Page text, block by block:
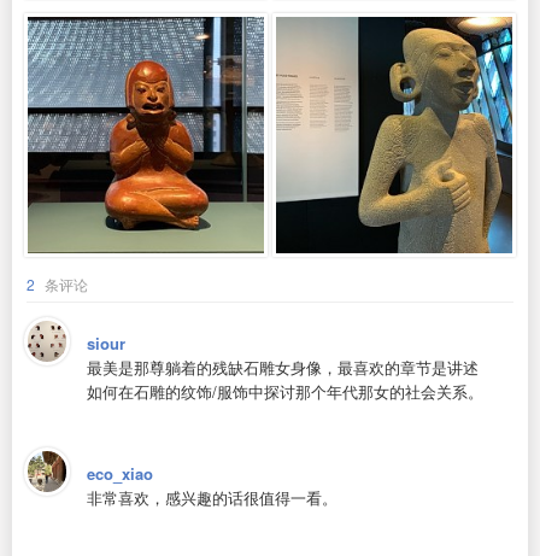
2 条评论
siour
最美是那尊躺着的残缺石雕女身像，最喜欢的章节是讲述
如何在石雕的纹饰/服饰中探讨那个年代那女的社会关系。
eco_xiao
非常喜欢，感兴趣的话很值得一看。